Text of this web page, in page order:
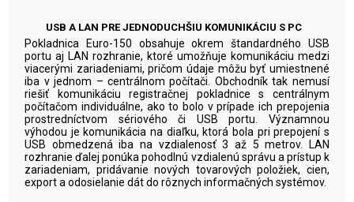
USB A LAN PRE JEDNODUCHŠIU KOMUNIKÁCIU S PC
Pokladnica Euro-150 obsahuje okrem štandardného USB
portu aj LAN rozhranie, ktoré umožňuje komunikáciu medzi
viacerými zariadeniami, pričom údaje môžu byť umiestnené
iba v jednom – centrálnom počítači. Obchodník tak nemusí
riešiť komunikáciu registračnej pokladnice s centrálnym
počítačom individuálne, ako to bolo v prípade ich prepojenia
prostredníctvom sériového či USB portu. Významnou
výhodou je komunikácia na diaľku, ktorá bola pri prepojení s
USB obmedzená iba na vzdialenosť 3 až 5 metrov. LAN
rozhranie ďalej ponúka pohodlnú vzdialenú správu a prístup k
zariadeniam, pridávanie nových tovarových položiek, cien,
export a odosielanie dát do rôznych informačných systémov.